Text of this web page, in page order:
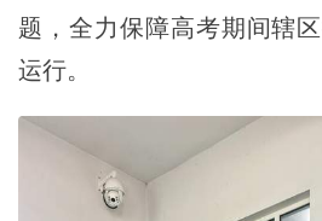
题，全力保障高考期间辖
运行。